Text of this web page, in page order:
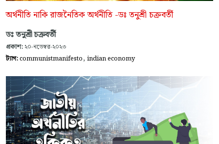
অর্থনীতি নাকি রাজনৈতিক অর্থনীতি -ডঃ তনুশ্রী চক্রবর্তী
ডঃ তনুশ্রী চক্রবর্তী
প্রকাশ: ২০-নভেম্বর-২০২৩
ট্যাগ:communistmanifesto, indian economy